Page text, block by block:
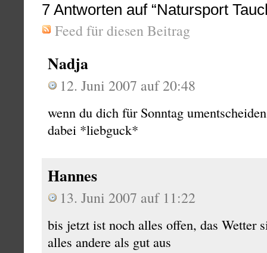
7 Antworten auf “Natursport
Feed für diesen Beitrag
Nadja
12. Juni 2007 auf 20:48
wenn du dich für Sonntag
dabei *liebguck*
Hannes
13. Juni 2007 auf 11:22
bis jetzt ist noch alles offen, das Wetter
alles andere als gut aus